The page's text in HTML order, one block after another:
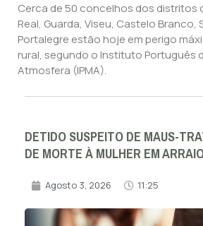
Cerca de 50 concelhos dos distritos
Real, Guarda, Viseu, Castelo Branco,
Portalegre estão hoje em perigo
rural, segundo o Instituto Português
Atmosfera (IPMA).
DETIDO SUSPEITO DE MAUS-
DE MORTE À MULHER EM
Agosto 3, 2026 11:25